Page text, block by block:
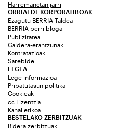
Harremanetan jarri
ORRIALDE KORPORATIBOAK
Ezagutu BERRIA Taldea
BERRIA berri bloga
Publizitatea
Galdera-erantzunak
Kontratazioak
Sarebide
LEGEA
Lege informazioa
Pribatutasun politika
Cookieak
cc Lizentzia
Kanal etikoa
BESTELAKO ZERBITZUAK
Bidera zerbitzuak